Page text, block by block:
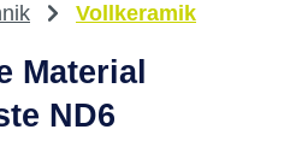
Vollkeramik
Material
ND6